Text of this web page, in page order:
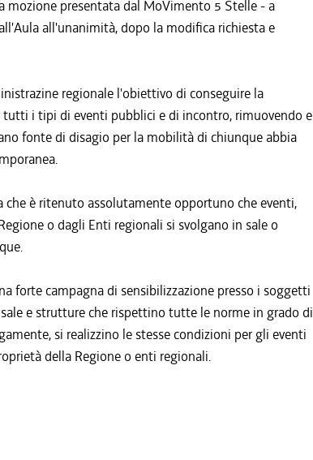
presentata dal MoVimento 5 Stelle - a
all'unanimità, dopo la modifica richiesta e
regionale l'obiettivo di conseguire la
tutti i tipi di eventi pubblici e di incontro, rimuovendo e
fonte di disagio per la mobilità di chiunque abbia
è ritenuto assolutamente opportuno che eventi,
o dagli Enti regionali si svolgano in sale o
forte campagna di sensibilizzazione presso i soggetti
e strutture che rispettino tutte le norme in grado di
si realizzino le stesse condizioni per gli eventi
della Regione o enti regionali.